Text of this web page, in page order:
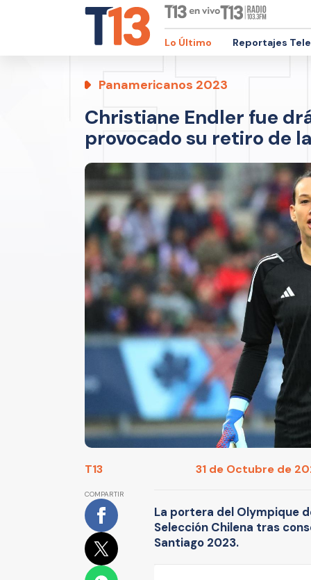
Lo Último Reportajes
Panamericanos 2023
Christiane Endler fue
provocado su retiro de
T13 31 de Octubre de
COMPARTIR
La portera del Olympique
Selección Chilena tras
Santiago 2023.